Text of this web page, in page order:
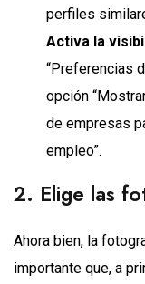
perfiles
Activa la
“Preferencias
opción
de empresas
empleo”.
2. Elige las
Ahora bien, la
importante que, a